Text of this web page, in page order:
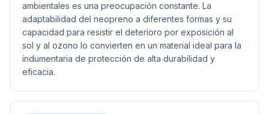
ambientales es una preocupación constante. La
adaptabilidad del neopreno a diferentes formas y su
capacidad para resistir el deterioro por exposición al
sol y al ozono lo convierten en un material ideal para la
indumentaria de protección de alta durabilidad y
eficacia.